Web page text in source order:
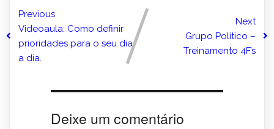
Previous
Videoaula: Como definir
prioridades para o seu dia
a dia.
Next
Grupo Político –
Treinamento 4F’s
Deixe um comentário